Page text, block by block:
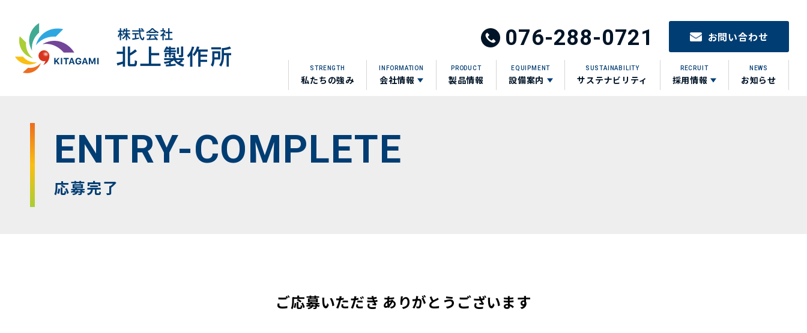
コンテンツへスキップ
076-288-0721 お問い合わせ
STRENGTH
私たちの強み
INFORMATION
会社情報
PRODUCT
製品情報
EQUIPMENT
設備案内
SUSTAINABILITY
サステナビリティ
RECRUIT
採用情報
NEWS
お知らせ
ENTRY-COMPLETE
応募完了
ご応募いただき ありがとうございます